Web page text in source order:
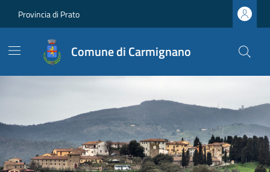
Provincia di Prato
Comune di Carmignano